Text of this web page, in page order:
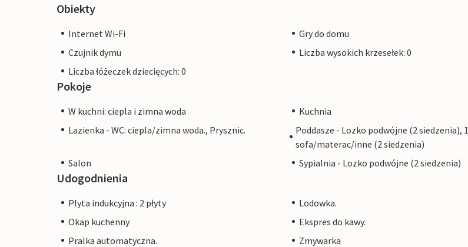
Obiekty
Internet Wi-Fi
Gry do domu
Czujnik dymu
Liczba wysokich krzesełek: 0
Liczba łóżeczek dziecięcych: 0
Pokoje
W kuchni: ciepla i zimna woda
Kuchnia
Lazienka - WC: ciepla/zimna woda., Prysznic.
Poddasze - Lozko podwójne (2 siedzenia), 1
sofa/materac/inne (2 siedzenia)
Salon
Sypialnia - Lozko podwójne (2 siedzenia)
Udogodnienia
Plyta indukcyjna : 2 płyty
Lodowka.
Okap kuchenny
Ekspres do kawy.
Pralka automatyczna.
Zmywarka